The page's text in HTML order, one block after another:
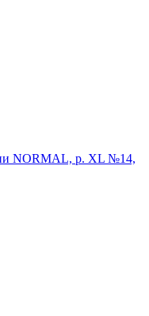
NORMAL, р. XL №14,